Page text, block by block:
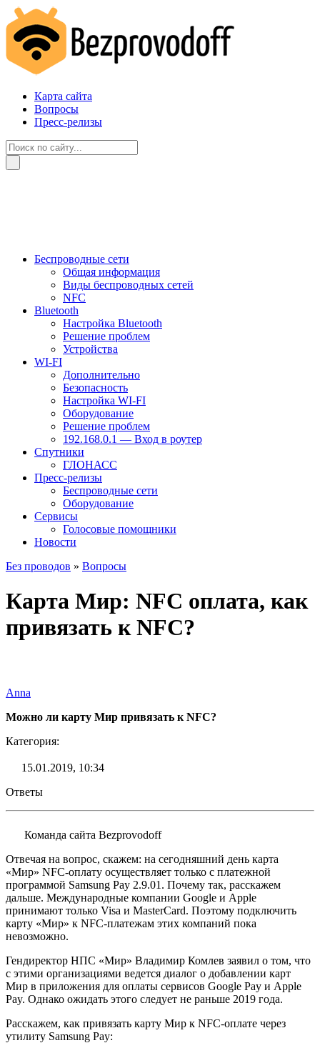
Карта сайта
Вопросы
Пресс-релизы
Беспроводные сети
Общая информация
Виды беспроводных сетей
NFC
Bluetooth
Настройка Bluetooth
Решение проблем
Устройства
WI-FI
Дополнительно
Безопасность
Настройка WI-FI
Оборудование
Решение проблем
192.168.0.1 — Вход в роутер
Спутники
ГЛОНАСС
Пресс-релизы
Беспроводные сети
Оборудование
Сервисы
Голосовые помощники
Новости
Без проводов » Вопросы
Карта Мир: NFC оплата, как
привязать к NFC?
Anna
Можно ли карту Мир привязать к NFC?
Категория:
15.01.2019, 10:34
Ответы
Команда сайта Bezprovodoff
Отвечая на вопрос, скажем: на сегодняшний день карта
«Мир» NFC-оплату осуществляет только с платежной
программой Samsung Pay 2.9.01. Почему так, расскажем
дальше. Международные компании Google и Apple
принимают только Visa и MasterCard. Поэтому подключить
карту «Мир» к NFC-платежам этих компаний пока
невозможно.
Гендиректор НПС «Мир» Владимир Комлев заявил о том, что
с этими организациями ведется диалог о добавлении карт
Мир в приложения для оплаты сервисов Google Pay и Apple
Pay. Однако ожидать этого следует не раньше 2019 года.
Расскажем, как привязать карту Мир к NFC-оплате через
утилиту Samsung Pay: